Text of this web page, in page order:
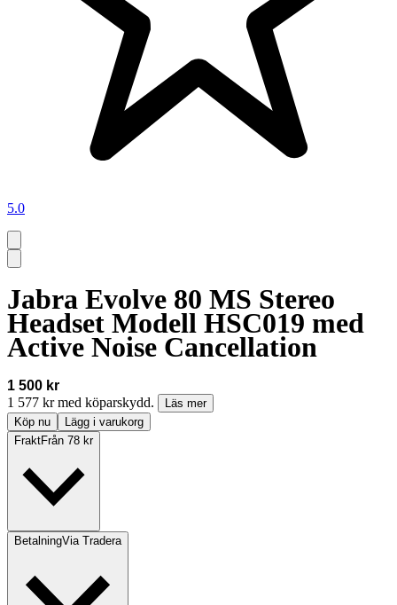
5.0
Jabra Evolve 80 MS Stereo
Headset Modell HSC019 med
Active Noise Cancellation
1 500 kr
1 577 kr med köparskydd.
Läs mer
Köp nu
Lägg i varukorg
FraktFrån 78 kr
BetalningVia Tradera